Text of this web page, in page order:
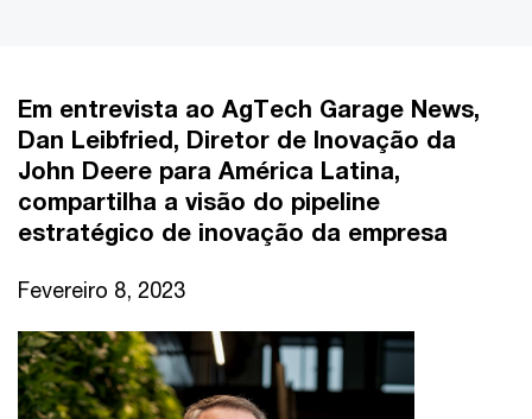
Em entrevista ao AgTech Garage News,
Dan Leibfried, Diretor de Inovação da
John Deere para América Latina,
compartilha a visão do pipeline
estratégico de inovação da empresa
Fevereiro 8, 2023